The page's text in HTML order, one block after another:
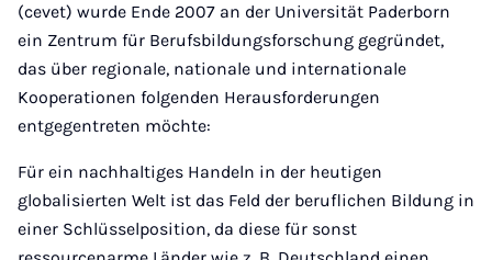
(cevet) wurde Ende 2007 an der Universität Paderborn
ein Zentrum für Berufsbildungsforschung gegründet,
das über regionale, nationale und internationale
Kooperationen folgenden Herausforderungen
entgegentreten möchte:
Für ein nachhaltiges Handeln in der heutigen
globalisierten Welt ist das Feld der beruflichen Bildung in
einer Schlüsselposition, da diese für sonst